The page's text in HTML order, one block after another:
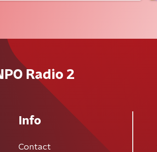
Radio 2
Info
Contact